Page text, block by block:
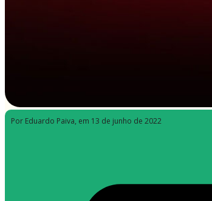
Por Eduardo Paiva, em 13 de junho de 2022